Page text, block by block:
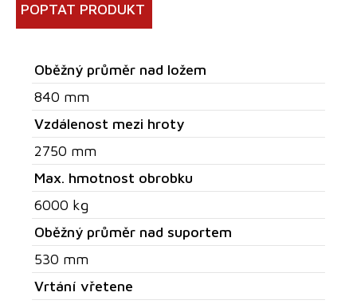
POPTAT PRODUKT
Oběžný průměr nad ložem
840 mm
Vzdálenost mezi hroty
2750 mm
Max. hmotnost obrobku
6000 kg
Oběžný průměr nad suportem
530 mm
Vrtání vřetene